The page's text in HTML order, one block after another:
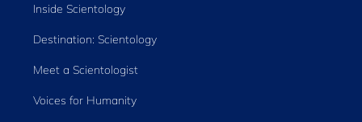
Inside Scientology
Destination: Scientology
Meet a Scientologist
Voices for Humanity